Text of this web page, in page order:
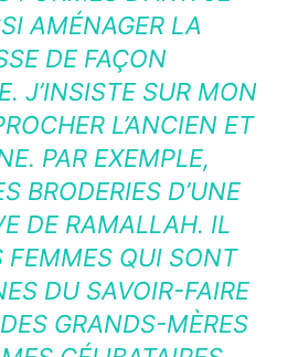
AMÉNAGER LA
DE FAÇON
J’INSISTE SUR MON
L’ANCIEN ET
PAR EXEMPLE,
BRODERIES D’UNE
DE RAMALLAH. IL
FEMMES QUI SONT
DU SAVOIR-FAIRE
GRANDS-MÈRES